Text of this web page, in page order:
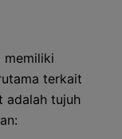
memiliki
terkait
adalah tujuh